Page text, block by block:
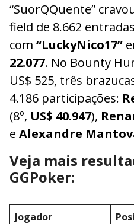
“SuorQQuente”
field de 8.662
com “LuckyNico17”
22.077. No Bounty
US$ 525, três
4.186 participações:
(8º, US$ 40.947),
e Alexandre
Veja mais
GGPoker:
Jogador